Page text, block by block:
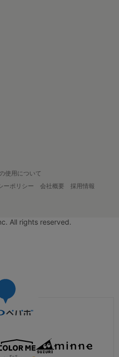
使用について
ーポリシー 会社概要
採用情報
All rights reserved.